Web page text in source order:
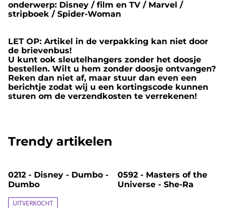
onderwerp: Disney / film en TV / Marvel /
stripboek / Spider-Woman
LET OP: Artikel in de verpakking kan niet door
de brievenbus!
U kunt ook sleutelhangers zonder het doosje
bestellen. Wilt u hem zonder doosje ontvangen?
Reken dan niet af, maar stuur dan even een
berichtje zodat wij u een kortingscode kunnen
sturen om de verzendkosten te verrekenen!
Trendy artikelen
%
0212 - Disney - Dumbo -
Dumbo
UITVERKOCHT
%
0592 - Masters of the
Universe - She-Ra